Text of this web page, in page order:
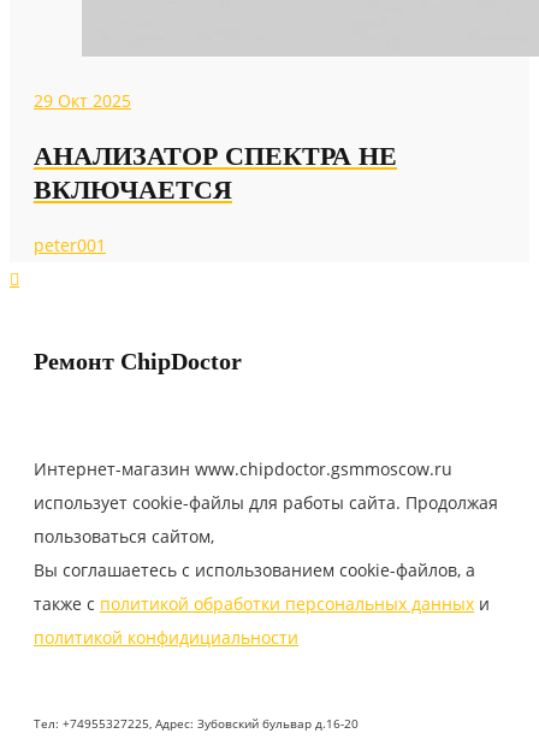
29 Окт 2025
АНАЛИЗАТОР СПЕКТРА НЕ
ВКЛЮЧАЕТСЯ
peter001
Ремонт ChipDoctor
Интернет-магазин www.chipdoctor.gsmmoscow.ru
использует cookie-файлы для работы сайта. Продолжая
пользоваться сайтом,
Вы соглашаетесь с использованием cookie-файлов, а
также с политикой обработки персональных данных и
политикой конфидициальности
Тел: +74955327225, Адрес: Зубовский бульвар д.16-20